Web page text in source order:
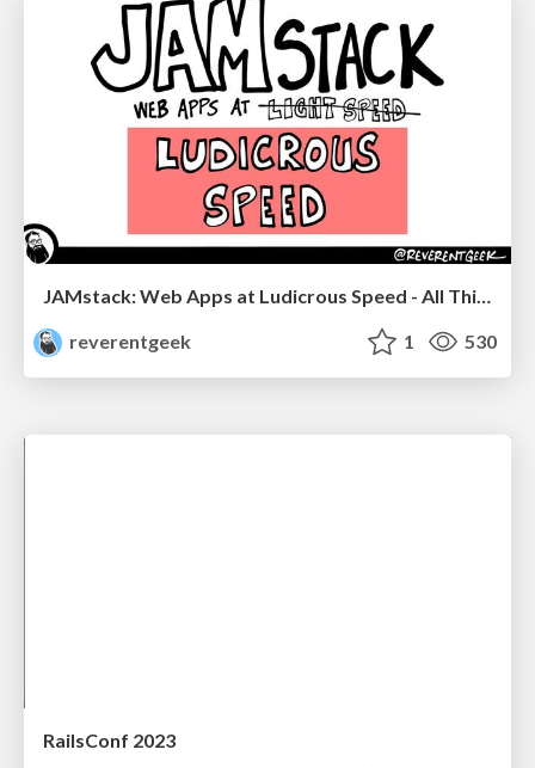
JAMstack: Web Apps at Ludicrous Speed - All Things Open 2022
reverentgeek
1 530
RailsConf 2023